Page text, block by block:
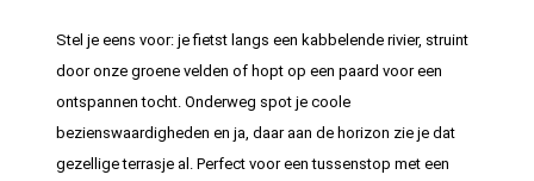
Stel je eens voor: je fietst langs een kabbelende rivier, struint
door onze groene velden of hopt op een paard voor een
ontspannen tocht. Onderweg spot je coole
bezienswaardigheden en ja, daar aan de horizon zie je dat
gezellige terrasje al. Perfect voor een tussenstop met een